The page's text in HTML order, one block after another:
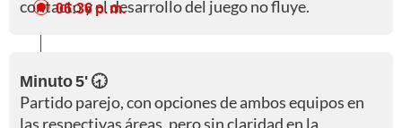
contacto y el desarrollo del juego no fluye.
06:36 p. m.
Minuto 5' 🕣
Partido parejo, con opciones de ambos equipos en
las respectivas áreas, pero sin claridad en la